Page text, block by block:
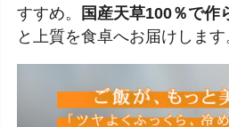
すすめ。
国産天草100％で作
と上質を食卓へお届けします